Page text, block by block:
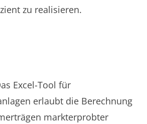
zu realisieren.
Excel-Tool für
erlaubt die Berechnung
markterprobter